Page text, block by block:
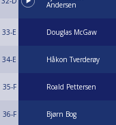
Andersen
33-E Douglas McGaw
34-E Håkon Tverderøy
35-F Roald Pettersen
36-F Bjørn Bog